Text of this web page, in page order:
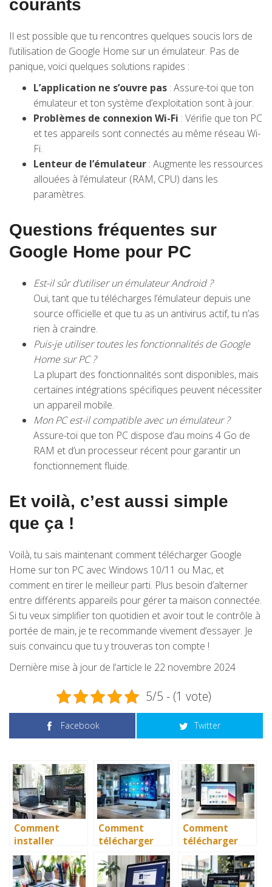
courants
Il est possible que tu rencontres quelques soucis lors de
l’utilisation de Google Home sur un émulateur. Pas de
panique, voici quelques solutions rapides :
L’application ne s’ouvre pas : Assure-toi que ton
émulateur et ton système d’exploitation sont à jour.
Problèmes de connexion Wi-Fi : Vérifie que ton PC
et tes appareils sont connectés au même réseau Wi-
Fi.
Lenteur de l’émulateur : Augmente les ressources
allouées à l’émulateur (RAM, CPU) dans les
paramètres.
Questions fréquentes sur
Google Home pour PC
Est-il sûr d’utiliser un émulateur Android ?
Oui, tant que tu télécharges l’émulateur depuis une
source officielle et que tu as un antivirus actif, tu n’as
rien à craindre.
Puis-je utiliser toutes les fonctionnalités de Google
Home sur PC ?
La plupart des fonctionnalités sont disponibles, mais
certaines intégrations spécifiques peuvent nécessiter
un appareil mobile.
Mon PC est-il compatible avec un émulateur ?
Assure-toi que ton PC dispose d’au moins 4 Go de
RAM et d’un processeur récent pour garantir un
fonctionnement fluide.
Et voilà, c’est aussi simple
que ça !
Voilà, tu sais maintenant comment télécharger Google
Home sur ton PC avec Windows 10/11 ou Mac, et
comment en tirer le meilleur parti. Plus besoin d’alterner
entre différents appareils pour gérer ta maison connectée.
Si tu veux simplifier ton quotidien et avoir tout le contrôle à
portée de main, je te recommande vivement d’essayer. Je
suis convaincu que tu y trouveras ton compte !
Dernière mise à jour de l’article le 22 novembre 2024
5/5 - (1 vote)
Facebook Twitter
Comment
installer
Google Home
sur PC et Mac
Comment
télécharger
gratuitement
l’App Store
pour PC
Comment
télécharger
Play Store pour
PC (Windows)
10 et Mac ?